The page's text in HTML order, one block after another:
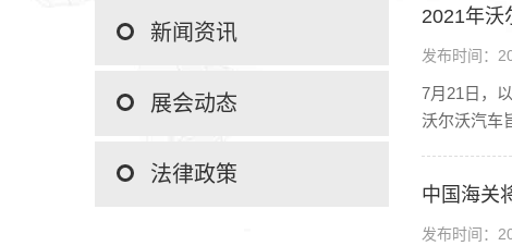
2021年沃
发布时间：
7月21日，
沃尔沃汽车
中国海关
发布时间：
新闻资讯
展会动态
法律政策